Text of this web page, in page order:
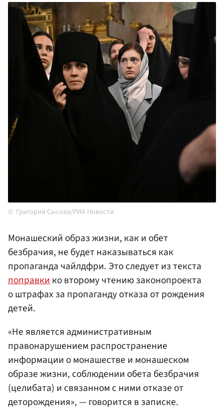
Григорий Сысоев/РИА Новости
Монашеский образ жизни, как и обет
безбрачия, не будет наказываться как
пропаганда чайлдфри. Это следует из текста
поправкико второму чтению законопроекта
о штрафах за пропаганду отказа от рождения
детей.
«Не является административным
правонарушением распространение
информации о монашестве и монашеском
образе жизни, соблюдении обета безбрачия
(целибата) и связанном с ними отказе от
деторождения», — говорится в записке.